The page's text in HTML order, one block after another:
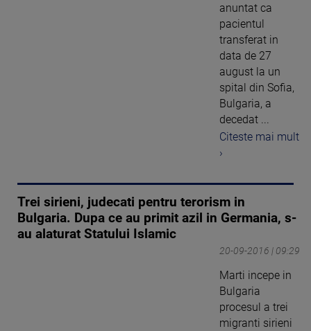
anuntat ca
pacientul
transferat in
data de 27
august la un
spital din Sofia,
Bulgaria, a
decedat ...
Citeste mai mult
›
Trei sirieni, judecati pentru terorism in
Bulgaria. Dupa ce au primit azil in Germania, s-
au alaturat Statului Islamic
20-09-2016 | 09:29
Marti incepe in
Bulgaria
procesul a trei
migranti sirieni